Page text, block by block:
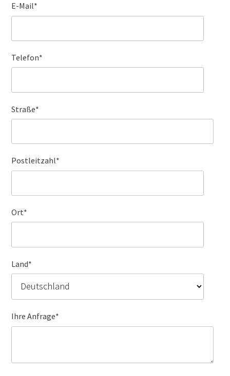
E-Mail*
Telefon*
Straße*
Postleitzahl*
Ort*
Land*
Ihre Anfrage*